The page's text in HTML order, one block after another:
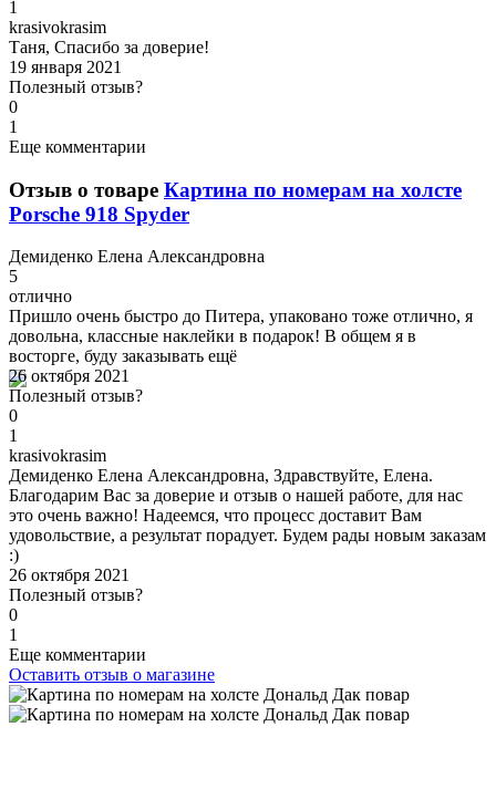
1
krasivokrasim
Таня, Спасибо за доверие!
19 января 2021
Полезный отзыв?
0
1
Еще комментарии
Отзыв о товаре Картина по номерам на холсте
Porsche 918 Spyder
Демиденко Елена Александровна
5
отлично
Пришло очень быстро до Питера, упаковано тоже отлично, я
довольна, классные наклейки в подарок! В общем я в
восторге, буду заказывать ещё
26 октября 2021
Полезный отзыв?
0
1
krasivokrasim
Демиденко Елена Александровна, Здравствуйте, Елена.
Благодарим Вас за доверие и отзыв о нашей работе, для нас
это очень важно! Надеемся, что процесс доставит Вам
удовольствие, а результат порадует. Будем рады новым заказам
:)
26 октября 2021
Полезный отзыв?
0
1
Еще комментарии
Оставить отзыв о магазине